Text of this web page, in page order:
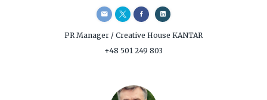
PR Manager / Creative House KANTAR
+48 501 249 803